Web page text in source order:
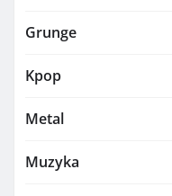
Grunge
Kpop
Metal
Muzyka